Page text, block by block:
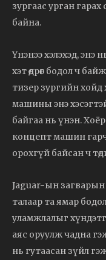
зургаас урган
байна.
Үнэнээ хэлэхэд, энэ нь
хэт өөдрөг бодол ч
тизер зургийн хойд
машины энэ
байгаа нь үнэн.
концепт машин
орохгүй байсан ч
Jaguar-ын
талаар та ямар
уламжлалыг
аяс оруулж чадна
нь гутаасан зүйл